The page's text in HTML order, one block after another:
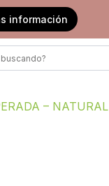
información
– NATURAL